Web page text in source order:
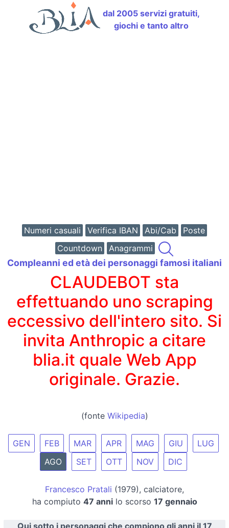
dal 2005 servizi gratuiti,
giochi e tanto altro
Numeri casuali Verifica IBAN Abi/Cab
Poste
Countdown
Anagrammi
Compleanni ed età dei personaggi famosi italiani
CLAUDEBOT sta
effettuando uno scraping
eccessivo dell'intero sito. Si
invita Anthropic a citare
blia.it quale Web App
originale. Grazie.
(fonte Wikipedia)
GEN FEB MAR APR MAG GIU
LUG
AGO
SET OTT NOV DIC
Francesco Pratali (1979), calciatore,
ha compiuto 47 annilo scorso 17 gennaio
Qui sotto i personaggi che compiono gli anni il 17